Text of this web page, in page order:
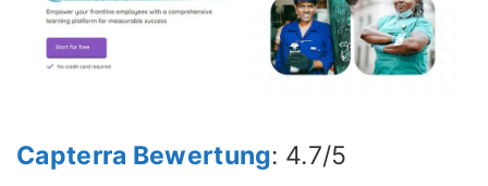
Capterra Bewertung: 4.7/5